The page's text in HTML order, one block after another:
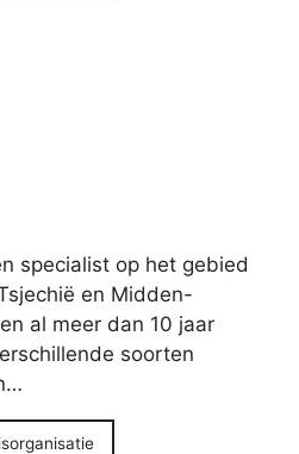
specialist op het gebied
en Midden-
al meer dan 10 jaar
soorten